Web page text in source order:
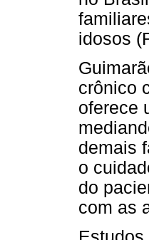
idosos
crônico
oferece
demais
o
do
com as